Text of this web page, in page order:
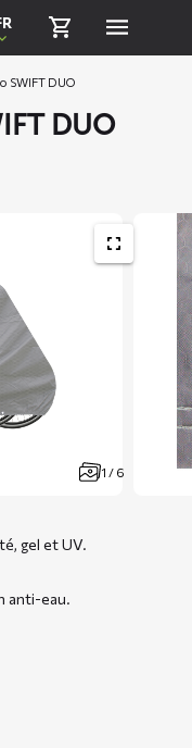
SWIFT DUO
DUO
1 / 6
gel et UV.
anti-eau.